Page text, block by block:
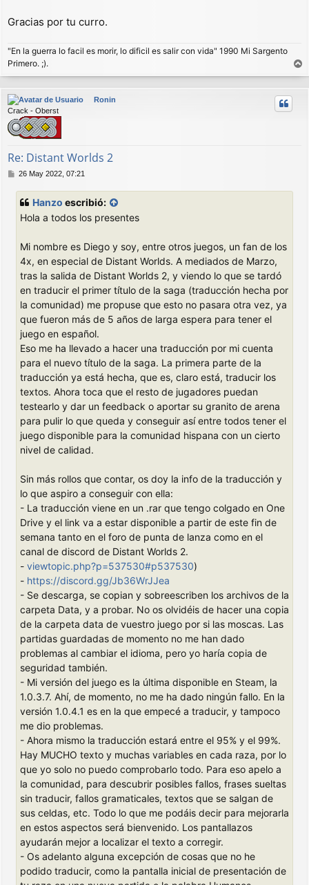
j
Gracias por tu curro.
"En la guerra lo facil es morir, lo dificil es salir con vida" 1990 Mi Sargento
Primero. ;).
r
r
Ronin
Crack - Oberst
Re: Distant Worlds 2
M
26 May 2022, 07:21
Hanzo escribió:
Hola a todos los presentes
Mi nombre es Diego y soy, entre otros juegos, un fan de los
4x, en especial de Distant Worlds. A mediados de Marzo,
tras la salida de Distant Worlds 2, y viendo lo que se tardó
en traducir el primer título de la saga (traducción hecha por
la comunidad) me propuse que esto no pasara otra vez, ya
que fueron más de 5 años de larga espera para tener el
juego en español.
Eso me ha llevado a hacer una traducción por mi cuenta
para el nuevo título de la saga. La primera parte de la
traducción ya está hecha, que es, claro está, traducir los
textos. Ahora toca que el resto de jugadores puedan
testearlo y dar un feedback o aportar su granito de arena
para pulir lo que queda y conseguir así entre todos tener el
juego disponible para la comunidad hispana con un cierto
nivel de calidad.
Sin más rollos que contar, os doy la info de la traducción y
lo que aspiro a conseguir con ella:
- La traducción viene en un .rar que tengo colgado en One
Drive y el link va a estar disponible a partir de este fin de
semana tanto en el foro de punta de lanza como en el
canal de discord de Distant Worlds 2.
- viewtopic.php?p=537530#p537530)
- https://discord.gg/Jb36WrJJea
- Se descarga, se copian y sobreescriben los archivos de la
carpeta Data, y a probar. No os olvidéis de hacer una copia
de la carpeta data de vuestro juego por si las moscas. Las
partidas guardadas de momento no me han dado
problemas al cambiar el idioma, pero yo haría copia de
seguridad también.
- Mi versión del juego es la última disponible en Steam, la
1.0.3.7. Ahí, de momento, no me ha dado ningún fallo. En la
versión 1.0.4.1 es en la que empecé a traducir, y tampoco
me dio problemas.
- Ahora mismo la traducción estará entre el 95% y el 99%.
Hay MUCHO texto y muchas variables en cada raza, por lo
que yo solo no puedo comprobarlo todo. Para eso apelo a
la comunidad, para descubrir posibles fallos, frases sueltas
sin traducir, fallos gramaticales, textos que se salgan de
sus celdas, etc. Todo lo que me podáis decir para mejorarla
en estos aspectos será bienvenido. Los pantallazos
ayudarán mejor a localizar el texto a corregir.
- Os adelanto alguna excepción de cosas que no he
podido traducir, como la pantalla inicial de presentación de